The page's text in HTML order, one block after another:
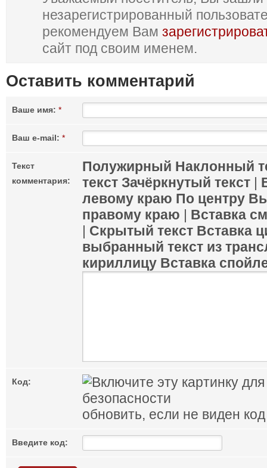
незарегистрированный
рекомендуем Вам
сайт под своим именем.
Оставить комментарий
Ваше имя: *
Ваш e-mail: *
Текст
комментария:
Полужирный Наклонный
текст Зачёркнутый текст |
левому краю По центру
правому краю | Вставка
| Скрытый текст Вставка
выбранный текст из
кириллицу Вставка
Код:
обновить, если не виден код
Введите код: